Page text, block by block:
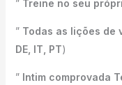
” Treine no seu
” Todas as lições de
DE, IT, PT)
” Intim comprovada